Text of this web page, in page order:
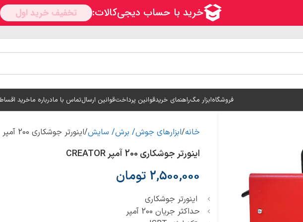
فروشگاهابزار مگراهنمای خریدقوانین پرداختقوانین ارسالتماس با مادرباره ماخرید
خانه ابزارهای جوش/ برش/ سایش اینورتر جوشکاری 200 آمپر CREATOR
اینورتر جوشکاری 200 آمپر CREATOR
2,500,000 تومان
اینورتر جوشکاری
حداکثر جریان 200 آمپر